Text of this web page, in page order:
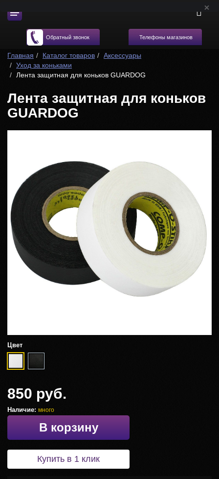
Обратный звонок Телефоны магазинов
Главная Каталог товаров
Аксессуары
Уход за коньками
Лента защитная для коньков GUARDOG
Лента защитная для коньков
GUARDOG
Цвет
850 руб.
Наличие: много
В корзину
Купить в 1 клик